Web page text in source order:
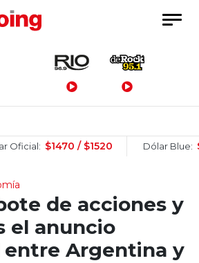
$1470 / $1520 Dólar Blue:
de acciones y
el anuncio
entre Argentina y